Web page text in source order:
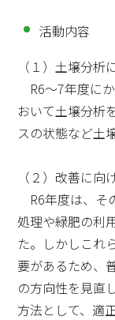
活動内容
（１）土壌分析
R6〜7年度に
おいて土壌分析
スの状態など土
（２）改善に向
R6年度は、そ
処理や緑肥の利
た。しかしこれ
要があるため、
の方向性を見直
方法として、適